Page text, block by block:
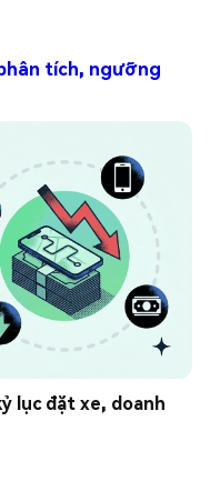
tích, ngưỡng
lục đặt xe, doanh